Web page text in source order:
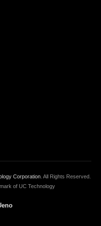
Corporation . All Rights Reserved.
of UC Technology